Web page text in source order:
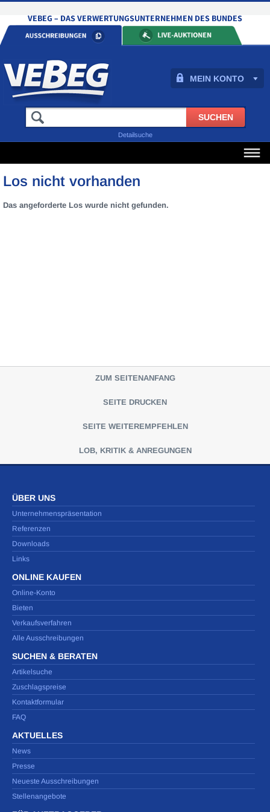
MEIN KONTO
Detailsuche
Los nicht vorhanden
Das angeforderte Los wurde nicht gefunden.
ZUM SEITENANFANG
SEITE DRUCKEN
SEITE WEITEREMPFEHLEN
LOB, KRITIK & ANREGUNGEN
ÜBER UNS
Unternehmenspräsentation
Referenzen
Downloads
Links
ONLINE KAUFEN
Online-Konto
Bieten
Verkaufsverfahren
Alle Ausschreibungen
SUCHEN & BERATEN
Artikelsuche
Zuschlagspreise
Kontaktformular
FAQ
AKTUELLES
News
Presse
Neueste Ausschreibungen
Stellenangebote